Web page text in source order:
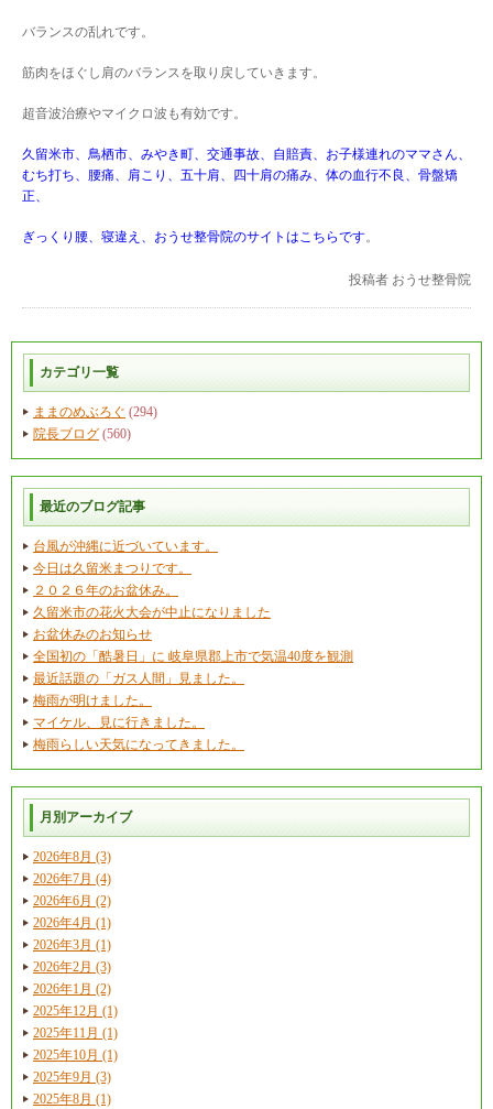
バランスの乱れです。
筋肉をほぐし肩のバランスを取り戻していきます。
超音波治療やマイクロ波も有効です。
久留米市、鳥栖市、みやき町、交通事故、自賠責、お子様連れのママさん、
むち打ち、腰痛、肩こり、五十肩、四十肩の痛み、体の血行不良、骨盤矯
正、
ぎっくり腰、寝違え、おうせ整骨院のサイトはこちらです。
投稿者 おうせ整骨院
カテゴリ一覧
ままのめぶろぐ (294)
院長ブログ (560)
最近のブログ記事
台風が沖縄に近づいています。
今日は久留米まつりです。
２０２６年のお盆休み。
久留米市の花火大会が中止になりました
お盆休みのお知らせ
全国初の「酷暑日」に 岐阜県郡上市で気温40度を観測
最近話題の「ガス人間」見ました。
梅雨が明けました。
マイケル、見に行きました。
梅雨らしい天気になってきました。
月別アーカイブ
2026年8月 (3)
2026年7月 (4)
2026年6月 (2)
2026年4月 (1)
2026年3月 (1)
2026年2月 (3)
2026年1月 (2)
2025年12月 (1)
2025年11月 (1)
2025年10月 (1)
2025年9月 (3)
2025年8月 (1)